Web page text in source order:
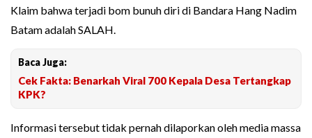
Klaim bahwa terjadi bom bunuh diri di Bandara Hang Nadim
Batam adalah SALAH.
Baca Juga:
Cek Fakta: Benarkah Viral 700 Kepala Desa Tertangkap
KPK?
Informasi tersebut tidak pernah dilaporkan oleh media massa